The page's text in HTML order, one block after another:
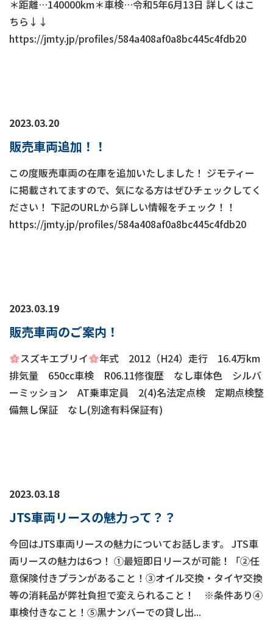
＊距離…140000km＊車検…令和5年6月13日 詳しくはこ
ちら↓↓
https://jmty.jp/profiles/584a408af0a8bc445c4fdb20
2023.03.20
販売車両追加！！
この度販売車両の在庫を追加いたしました！ ジモティー
に掲載されてますので、気になる方はぜひチェックしてく
ださい！ 下記のURLから詳しい情報をチェック！！
https://jmty.jp/profiles/584a408af0a8bc445c4fdb20
2023.03.19
販売車両のご案内！
スズキエブリイ
年式 2012（H24）走行 16.4万km
排気量 650㏄車検 R06.11修復歴 なし車体色 シルバ
ーミッション AT乗車定員 2(4)名法定点検 定期点検整
備無し保証 なし(別途有料保証有)
2023.03.18
JTS車両リースの魅力って？？
今回はJTS車両リースの魅力についてお話します。 JTS車
両リースの魅力は6つ！ ①最短即日リースが可能！「②任
意保険付きプランがあること！③オイル交換・タイヤ交換
等の消耗品が弊社負担で変えられること！ ※条件あり④
車検付きなこと！⑤黒ナンバーでの貸し出...